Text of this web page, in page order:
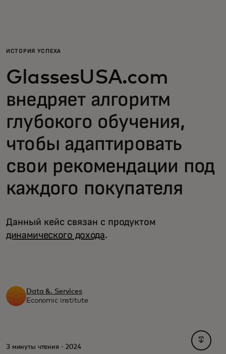
Для бизнеса
Для всего мира
Для новаторов
Новости и тренды
ИСТОРИЯ УСПЕХА
GlassesUSA.com
внедряет алгоритм
глубокого обучения,
чтобы адаптировать
свои рекомендации под
каждого покупателя
Данный кейс связан с продуктом
динамического дохода.
Data &. Services
Economic institute
3 минуты чтения · 2024
opens